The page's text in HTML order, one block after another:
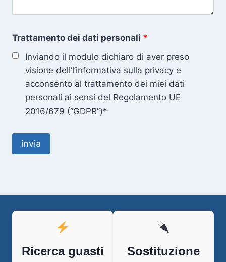
Trattamento dei dati personali *
Inviando il modulo dichiaro di aver preso
visione dell’l’informativa sulla privacy e
acconsento al trattamento dei miei dati
personali ai sensi del Regolamento UE
2016/679 (“GDPR”)*
Ricerca guasti
Sostituzione